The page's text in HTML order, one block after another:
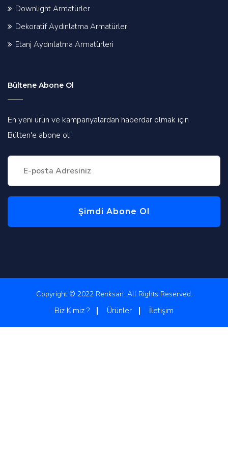
Downlight Armatürler
Dekoratif Aydınlatma Armatürleri
Etanj Aydınlatma Armatürleri
Bültene Abone Ol
En yeni ürün ve kampanyalardan haberdar olmak için
Bülten'e abone ol!
Şimdi Abone Ol
Copyright © 2022 Renksan. All Rights Reserved.
Biz Kimiz ? Ürünler İletişim